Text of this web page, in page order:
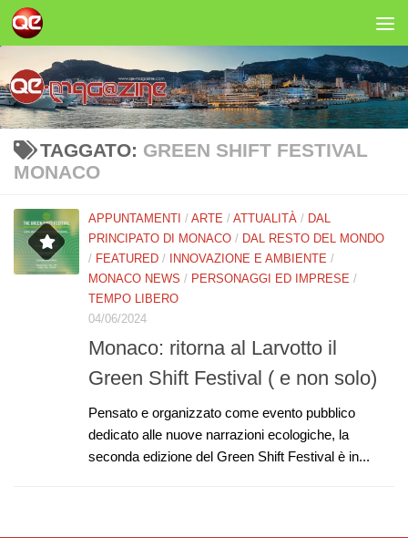
Salta al contenuto
TAGGATO: GREEN SHIFT FESTIVAL
MONACO
APPUNTAMENTI / ARTE / ATTUALITÀ / DAL
PRINCIPATO DI MONACO / DAL RESTO DEL MONDO
/ FEATURED / INNOVAZIONE E AMBIENTE /
MONACO NEWS / PERSONAGGI ED IMPRESE /
TEMPO LIBERO
04/06/2024
Monaco: ritorna al Larvotto il
Green Shift Festival ( e non solo)
Pensato e organizzato come evento pubblico
dedicato alle nuove narrazioni ecologiche, la
seconda edizione del Green Shift Festival è in...